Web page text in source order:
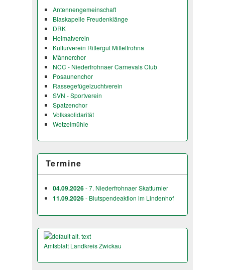
Antennengemeinschaft
Blaskapelle Freudenklänge
DRK
Heimatverein
Kulturverein Rittergut Mittelfrohna
Männerchor
NCC - Niederfrohnaer Carnevals Club
Posaunenchor
Rassegefügelzuchtverein
SVN - Sportverein
Spatzenchor
Volkssolidarität
Wetzelmühle
Termine
04.09.2026- 7. Niederfrohnaer Skatturnier
11.09.2026- Blutspendeaktion im Lindenhof
Amtsblatt Landkreis Zwickau